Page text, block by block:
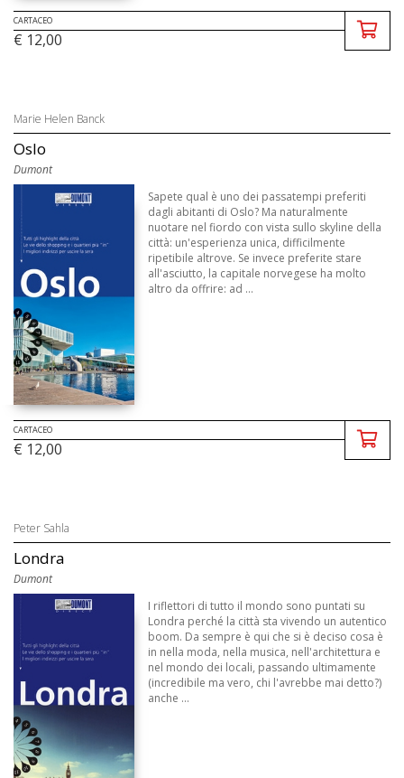
CARTACEO
€ 12,00
Marie Helen Banck
Oslo
Dumont
Sapete qual è uno dei passatempi preferiti
dagli abitanti di Oslo? Ma naturalmente
nuotare nel fiordo con vista sullo skyline della
città: un'esperienza unica, difficilmente
ripetibile altrove. Se invece preferite stare
all'asciutto, la capitale norvegese ha molto
altro da offrire: ad ...
CARTACEO
€ 12,00
Peter Sahla
Londra
Dumont
I riflettori di tutto il mondo sono puntati su
Londra perché la città sta vivendo un autentico
boom. Da sempre è qui che si è deciso cosa è
in nella moda, nella musica, nell'architettura e
nel mondo dei locali, passando ultimamente
(incredibile ma vero, chi l'avrebbe mai detto?)
anche ...